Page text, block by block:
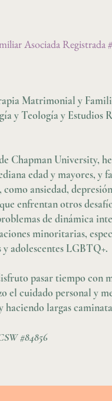
Asociada Registrada
Matrimonial y
y Teología y Estudios
Chapman University,
edad y mayores, y
ansiedad,
enfrentan otros
de dinámica
minoritarias,
adolescentes LGBTQ+.
pasar tiempo con
​​el cuidado personal y
largas
#84856